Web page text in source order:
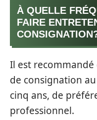
À QUELLE
FAIRE
Il est
de consignation
cinq ans, de
professionnel.